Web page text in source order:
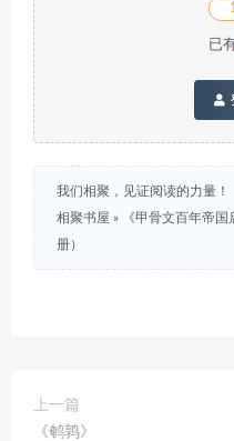
已
我们相聚，见证阅读的力量！
相聚书屋 »
《甲骨文百年帝
册）
上一篇
《鹌鹑》